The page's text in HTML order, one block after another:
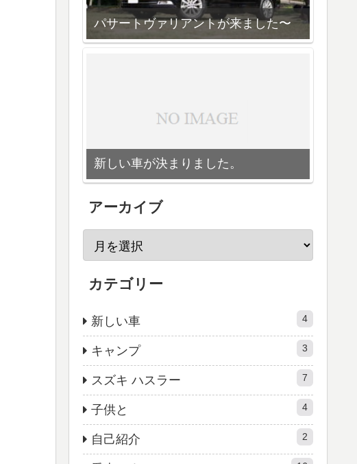
パサートヴァリアントが来ました〜
新しい車が決まりました。
アーカイブ
カテゴリー
新しい車 4
キャンプ 3
スズキ ハスラー 7
子供と 4
自己紹介 2